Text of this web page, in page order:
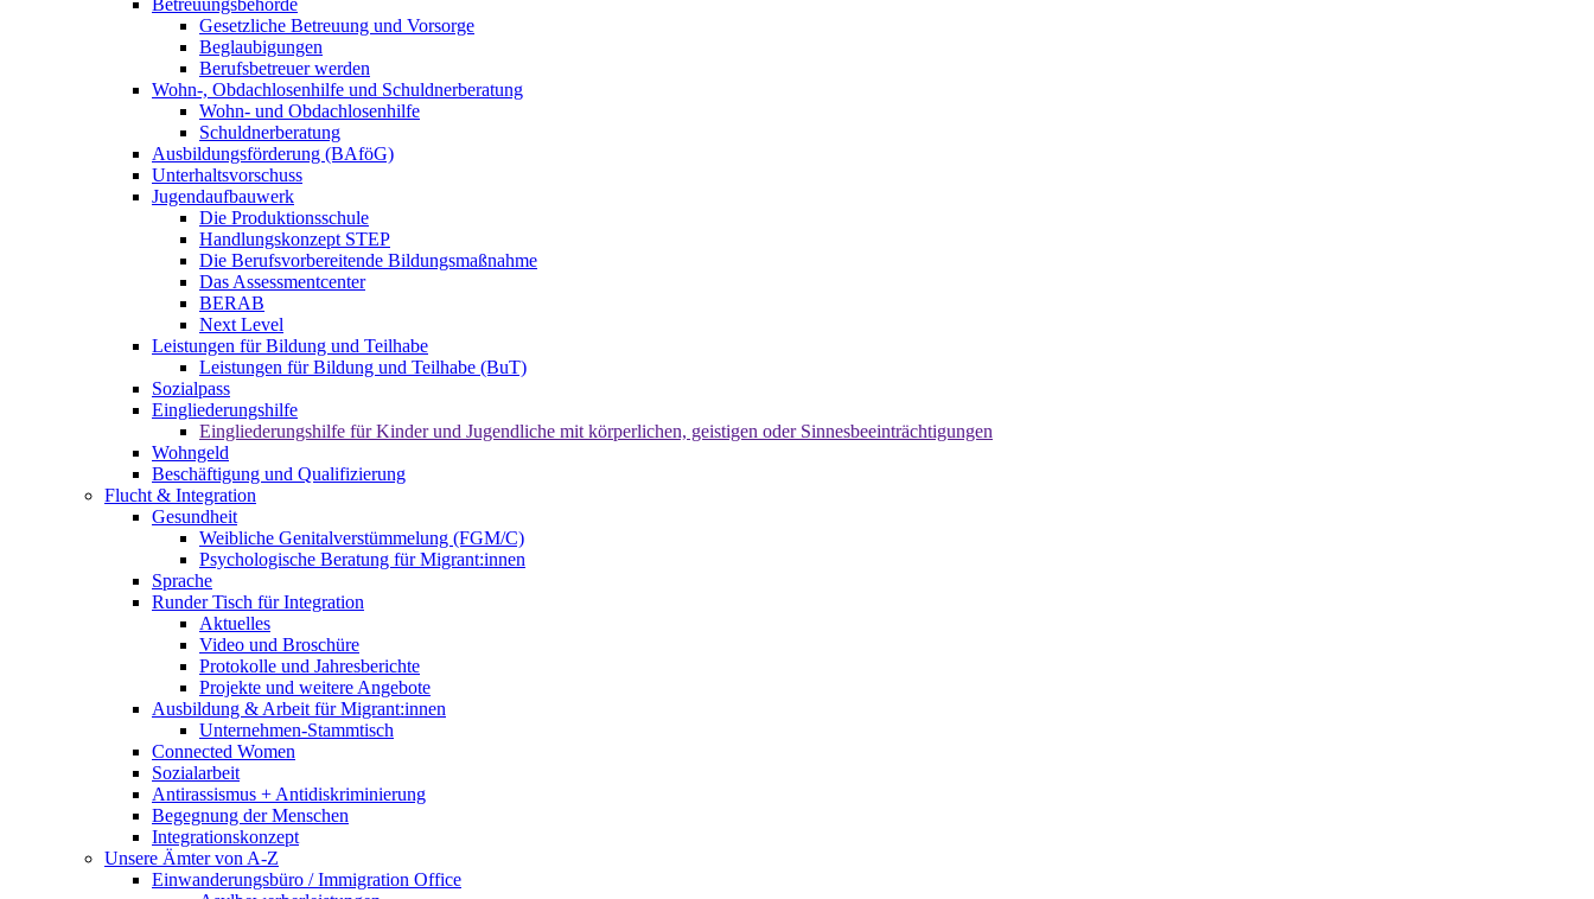
Betreuungsbehörde
Gesetzliche Betreuung und Vorsorge
Beglaubigungen
Berufsbetreuer werden
Wohn-, Obdachlosenhilfe und Schuldnerberatung
Wohn- und Obdachlosenhilfe
Schuldnerberatung
Ausbildungsförderung (BAföG)
Unterhaltsvorschuss
Jugendaufbauwerk
Die Produktionsschule
Handlungskonzept STEP
Die Berufsvorbereitende Bildungsmaßnahme
Das Assessmentcenter
BERAB
Next Level
Leistungen für Bildung und Teilhabe
Leistungen für Bildung und Teilhabe (BuT)
Sozialpass
Eingliederungshilfe
Eingliederungshilfe für Kinder und Jugendliche mit körperlichen, geistigen oder Sinnesbeeinträchtigungen
Wohngeld
Beschäftigung und Qualifizierung
Flucht & Integration
Gesundheit
Weibliche Genitalverstümmelung (FGM/C)
Psychologische Beratung für Migrant:innen
Sprache
Runder Tisch für Integration
Aktuelles
Video und Broschüre
Protokolle und Jahresberichte
Projekte und weitere Angebote
Ausbildung & Arbeit für Migrant:innen
Unternehmen-Stammtisch
Connected Women
Sozialarbeit
Antirassismus + Antidiskriminierung
Begegnung der Menschen
Integrationskonzept
Unsere Ämter von A-Z
Einwanderungsbüro / Immigration Office